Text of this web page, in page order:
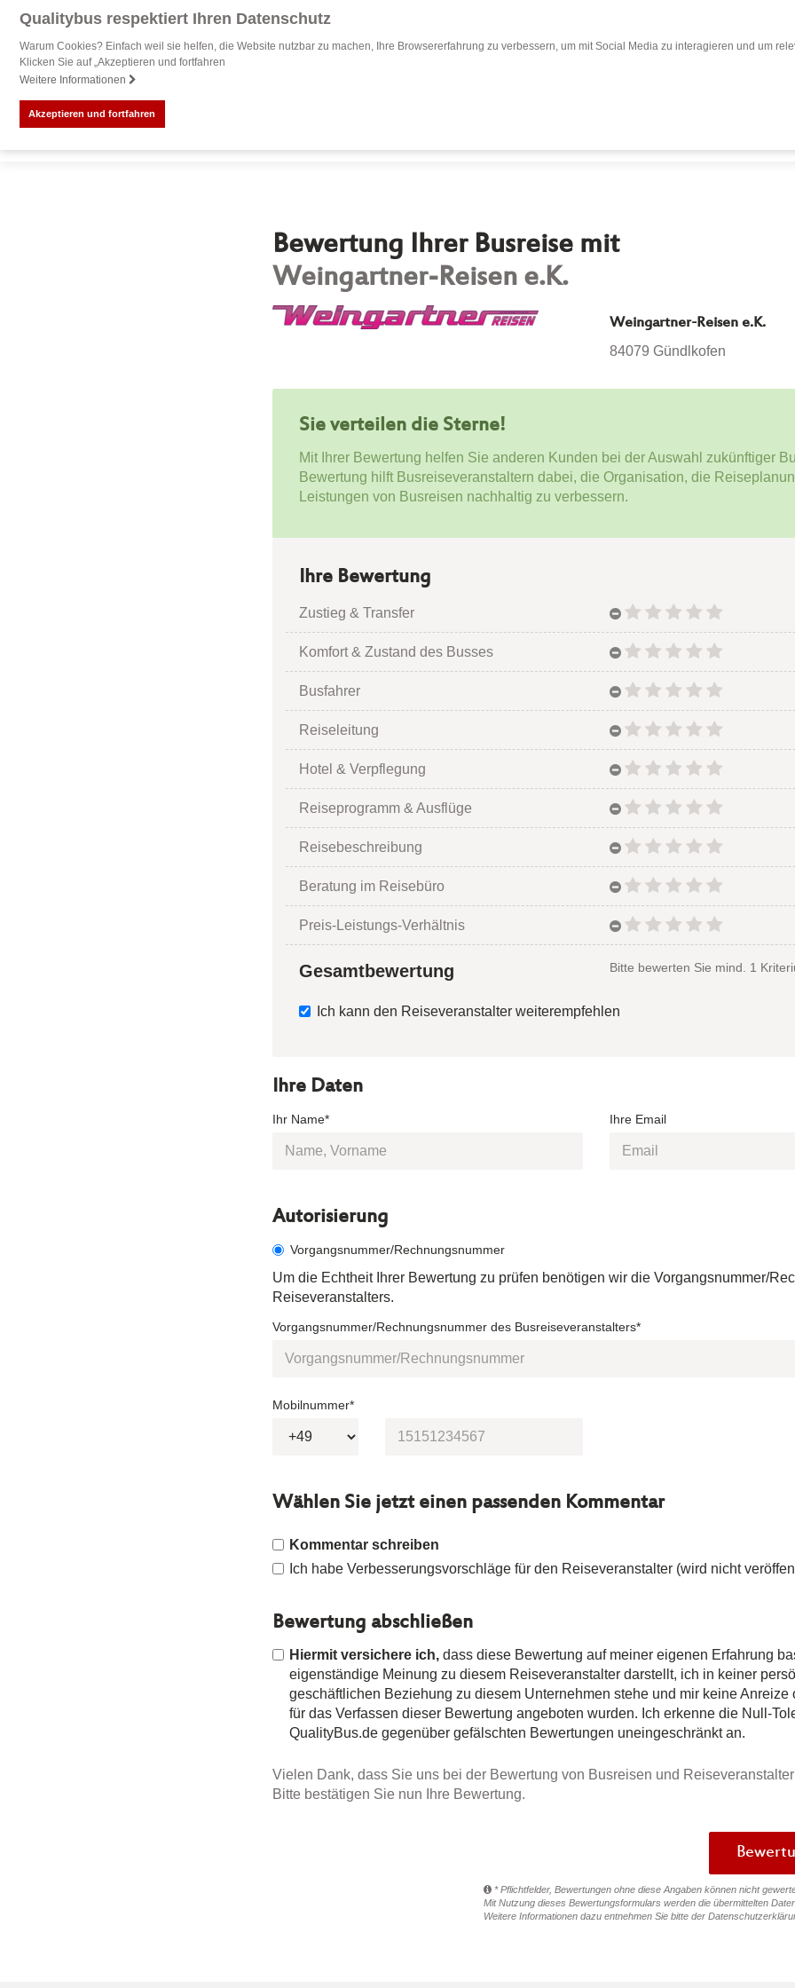
Qualitybus respektiert Ihren Datenschutz
Warum Cookies? Einfach weil sie helfen, die Website nutzbar zu machen, Ihre Browsererfahrung zu verbessern, um mit Social Media zu interagieren und um
Klicken Sie auf „Akzeptieren und fortfahren
Weitere Informationen
Akzeptieren und fortfahren
Bewertung Ihrer Busreise mit
Weingartner-Reisen e.K.
Weingartner-Reisen e.K.
84079 Gündlkofen
Sie verteilen die Sterne!
Mit Ihrer Bewertung helfen Sie anderen Kunden bei der Auswahl zukünftiger
Bewertung hilft Busreiseveranstaltern dabei, die Organisation, die
Leistungen von Busreisen nachhaltig zu verbessern.
Ihre Bewertung
Zustieg & Transfer
Komfort & Zustand des Busses
Busfahrer
Reiseleitung
Hotel & Verpflegung
Reiseprogramm & Ausflüge
Reisebeschreibung
Beratung im Reisebüro
Preis-Leistungs-Verhältnis
Gesamtbewertung Bitte bewerten Sie mind. 1
Ich kann den Reiseveranstalter weiterempfehlen
Ihre Daten
Ihr Name* Ihre Email
Autorisierung
Vorgangsnummer/Rechnungsnummer
Um die Echtheit Ihrer Bewertung zu prüfen benötigen wir die Vorgangsnummer/
Reiseveranstalters.
Vorgangsnummer/Rechnungsnummer des Busreiseveranstalters*
Mobilnummer*
Wählen Sie jetzt einen passenden Kommentar
Kommentar schreiben
Ich habe Verbesserungsvorschläge für den Reiseveranstalter (wird nicht
Bewertung abschließen
Hiermit versichere ich, dass diese Bewertung auf meiner eigenen Erfahrung
eigenständige Meinung zu diesem Reiseveranstalter darstellt, ich in keiner
geschäftlichen Beziehung zu diesem Unternehmen stehe und mir keine Anreize
für das Verfassen dieser Bewertung angeboten wurden. Ich erkenne die Null-
QualityBus.de gegenüber gefälschten Bewertungen uneingeschränkt an.
Vielen Dank, dass Sie uns bei der Bewertung von Busreisen und
Bitte bestätigen Sie nun Ihre Bewertung.
* Pflichtfelder, Bewertungen ohne diese Angaben können nicht
Mit Nutzung dieses Bewertungsformulars werden die übermittelten
Weitere Informationen dazu entnehmen Sie bitte der